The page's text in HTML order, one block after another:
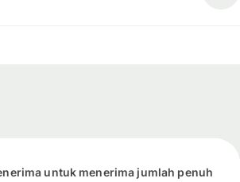
untuk menerima jumlah penuh